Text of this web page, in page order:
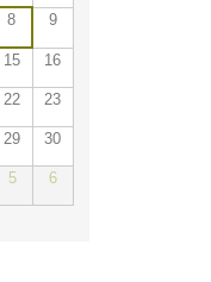
8 9
15 16
22 23
29 30
5 6